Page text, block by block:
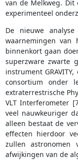
van de Melkweg.
experimenteel
De nieuwe
waarnemingen van
binnenkort gaan
superzware zwarte
instrument
consortium onder
extraterrestrische
VLT Interferometer
veel nauwkeuriger
alleen bestaat de
effecten hierdoor
zullen
afwijkingen van de